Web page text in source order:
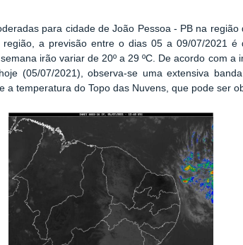
para cidade de João Pessoa - PB na região
a previsão entre o dias 05 a 09/07/2021
irão variar de 20º a 29 ºC. De acordo com a
(05/07/2021), observa-se uma extensiva
a temperatura do Topo das Nuvens, que pode ser